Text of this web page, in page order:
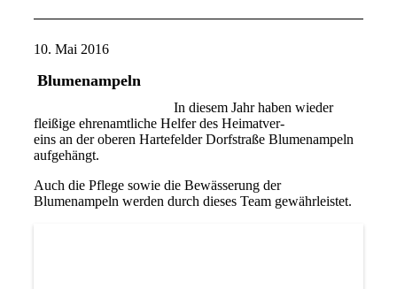
10. Mai 2016
Blumenampeln
In diesem Jahr haben wieder
fleißige ehrenamtliche Helfer des Heimatver-
eins an der oberen Hartefelder Dorfstraße Blumenampeln
aufgehängt.
Auch die Pflege sowie die Bewässerung der
Blumenampeln werden durch dieses Team gewährleistet.